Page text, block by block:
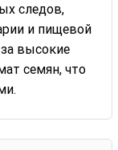
следов,
и пищевой
высокие
семян, что